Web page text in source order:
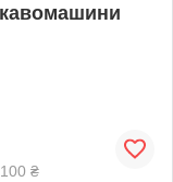
₴